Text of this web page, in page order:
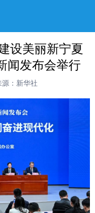
设美丽新宁夏
闻发布会举行
源：新华社